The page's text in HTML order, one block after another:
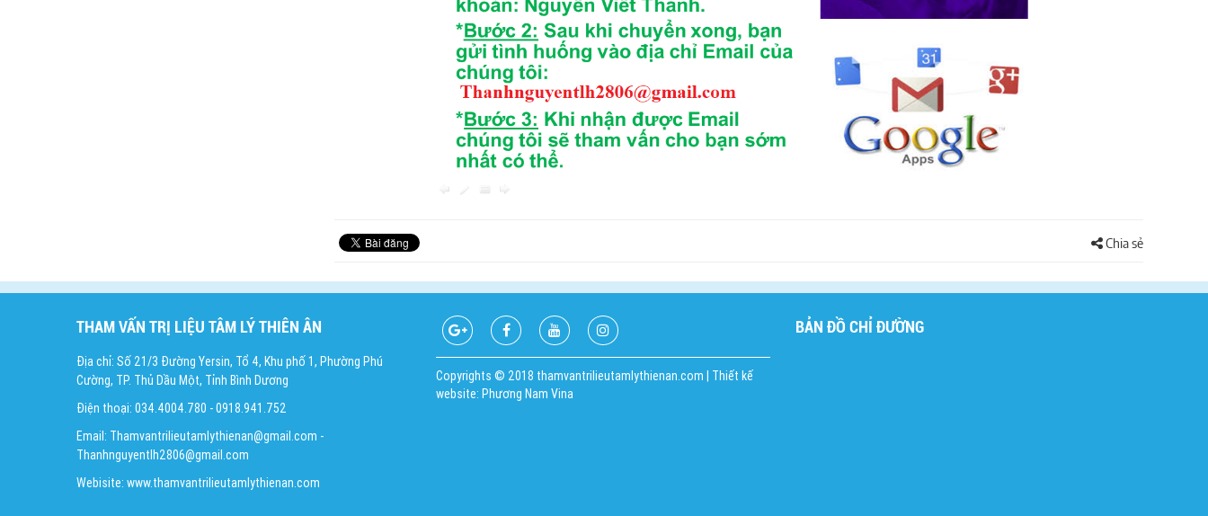
Chia sẻ
THAM VẤN TRỊ LIỆU TÂM LÝ THIÊN ÂN
Địa chỉ: Số 21/3 Đường Yersin, Tổ 4, Khu phố 1, Phường Phú
Cường, TP. Thủ Dầu Một, Tỉnh Bình Dương
Điện thoại: 034.4004.780 - 0918.941.752
Email: Thamvantrilieutamlythienan@gmail.com -
Thanhnguyentlh2806@gmail.com
Webisite: www.thamvantrilieutamlythienan.com
Copyrights © 2018 thamvantrilieutamlythienan.com | Thiết kế
website: Phương Nam Vina
BẢN ĐỒ CHỈ ĐƯỜNG